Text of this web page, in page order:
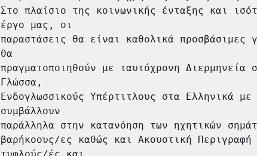
Στο πλαίσιο της κοινωνικής ένταξης και
έργο μας, οι
παραστάσεις θα είναι καθολικά
θα
πραγματοποιηθούν με ταυτόχρονη Διερμηνεία
Γλώσσα,
Ενδογλωσσικούς Υπέρτιτλους στα Ελληνικά με
συμβάλλουν
παράλληλα στην κατανόηση των ηχητικών
βαρήκοους/ες καθώς και Ακουστική